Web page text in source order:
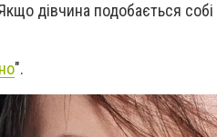
дівчина подобається
".